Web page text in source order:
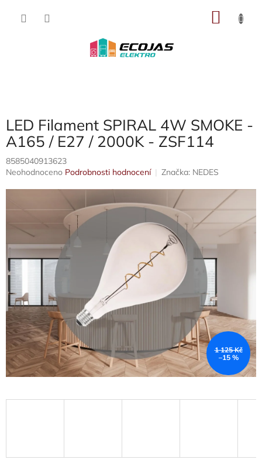
LED Filament SPIRAL 4W SMOKE -
A165 / E27 / 2000K - ZSF114
8585040913623
Průměrné
hvězdiček.
Neohodnoceno Podrobnosti hodnocení Značka: NEDES
1 125 Kč
–15 %